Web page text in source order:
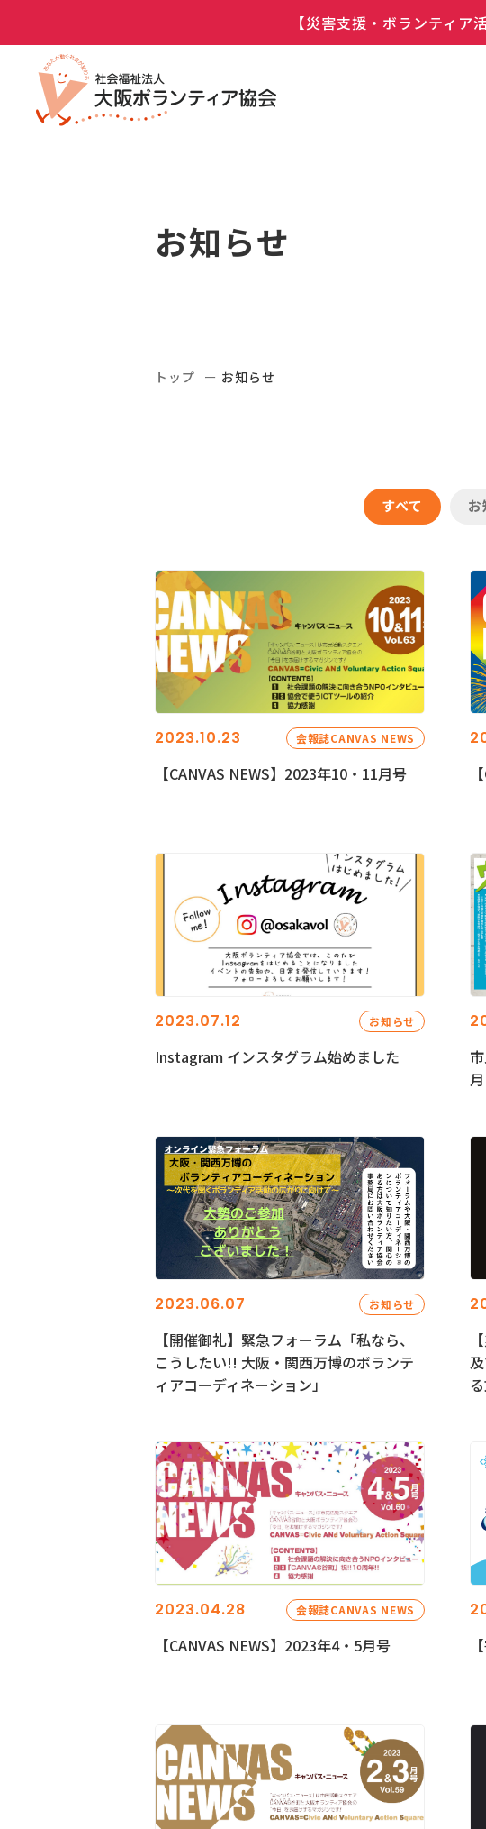
【災害支援・ボランティ
お知らせ
トップ お知らせ
すべて
2023.10.23 会報誌CANVAS NEWS
【CANVAS NEWS】2023年10・11月号
2023.07.12 お知らせ
Instagram インスタグラム始めました
2023.06.07 お知らせ
【開催御礼】緊急フォーラム「私なら、
こうしたい!! 大阪・関西万博のボランテ
ィアコーディネーション」
2023.04.28 会報誌CANVAS NEWS
【CANVAS NEWS】2023年4・5月号